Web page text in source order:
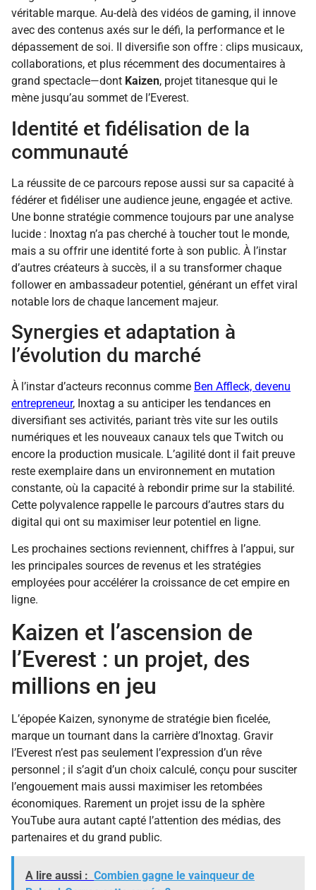
véritable marque. Au-delà des vidéos de gaming, il innove
avec des contenus axés sur le défi, la performance et le
dépassement de soi. Il diversifie son offre : clips musicaux,
collaborations, et plus récemment des documentaires à
grand spectacle—dont Kaizen, projet titanesque qui le
mène jusqu’au sommet de l’Everest.
Identité et fidélisation de la
communauté
La réussite de ce parcours repose aussi sur sa capacité à
fédérer et fidéliser une audience jeune, engagée et active.
Une bonne stratégie commence toujours par une analyse
lucide : Inoxtag n’a pas cherché à toucher tout le monde,
mais a su offrir une identité forte à son public. À l’instar
d’autres créateurs à succès, il a su transformer chaque
follower en ambassadeur potentiel, générant un effet viral
notable lors de chaque lancement majeur.
Synergies et adaptation à
l’évolution du marché
À l’instar d’acteurs reconnus comme Ben Affleck, devenu
entrepreneur, Inoxtag a su anticiper les tendances en
diversifiant ses activités, pariant très vite sur les outils
numériques et les nouveaux canaux tels que Twitch ou
encore la production musicale. L’agilité dont il fait preuve
reste exemplaire dans un environnement en mutation
constante, où la capacité à rebondir prime sur la stabilité.
Cette polyvalence rappelle le parcours d’autres stars du
digital qui ont su maximiser leur potentiel en ligne.
Les prochaines sections reviennent, chiffres à l’appui, sur
les principales sources de revenus et les stratégies
employées pour accélérer la croissance de cet empire en
ligne.
Kaizen et l’ascension de
l’Everest : un projet, des
millions en jeu
L’épopée Kaizen, synonyme de stratégie bien ficelée,
marque un tournant dans la carrière d’Inoxtag. Gravir
l’Everest n’est pas seulement l’expression d’un rêve
personnel ; il s’agit d’un choix calculé, conçu pour susciter
l’engouement mais aussi maximiser les retombées
économiques. Rarement un projet issu de la sphère
YouTube aura autant capté l’attention des médias, des
partenaires et du grand public.
A lire aussi : Combien gagne le vainqueur de